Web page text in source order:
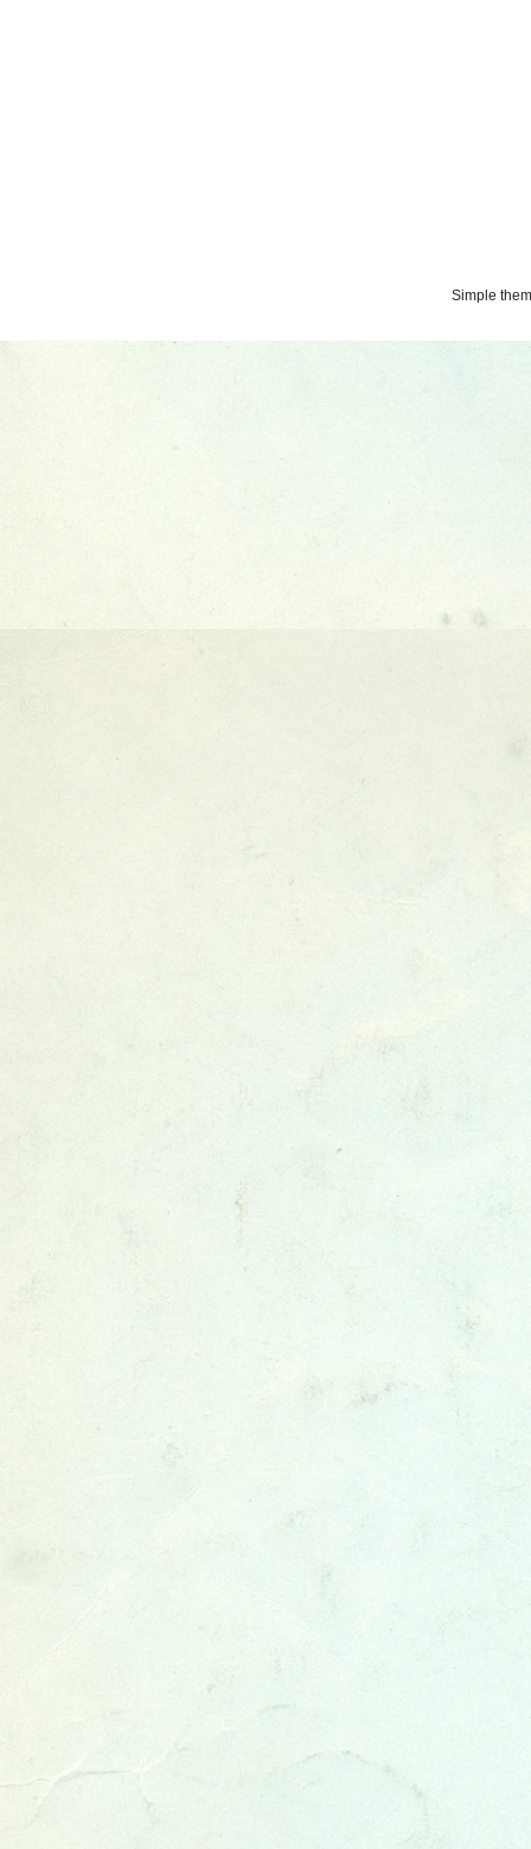
Simple